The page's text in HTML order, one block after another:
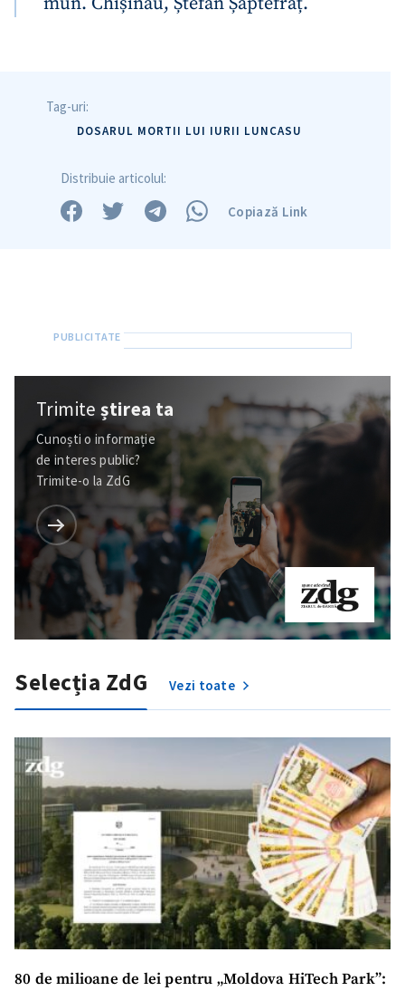
Tag-uri:
DOSARUL MORTII LUI IURII LUNCASU
Distribuie articolul:
Copiază Link
Trimiteștirea ta
Cunoști o informație
de interes public?
Trimite-o la ZdG
Selecția ZdG Vezi toate
80 de milioane de lei pentru „Moldova HiTech Park”: